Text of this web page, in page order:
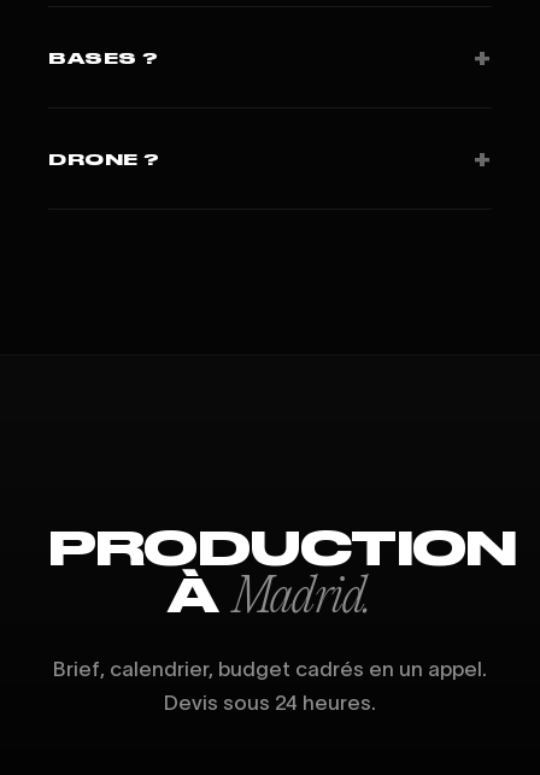
BASES ? +
DRONE ? +
PRODUCTION
ÀMadrid.
Brief, calendrier, budget cadrés en un appel.
Devis sous 24 heures.